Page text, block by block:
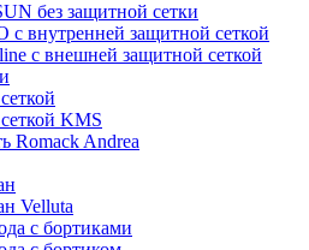
без защитной сетки
с внутренней защитной сеткой
с внешней защитной сеткой
KMS
Romack Andrea
Velluta
с бортиками